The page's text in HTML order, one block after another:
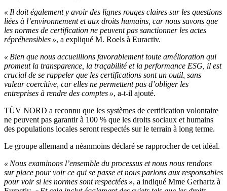
« Il doit également y avoir des lignes rouges claires sur les questions
liées à l’environnement et aux droits humains, car nous savons que
les normes de certification ne peuvent pas sanctionner les actes
répréhensibles », a expliqué M. Roels à Euractiv.
« Bien que nous accueillions favorablement toute amélioration qui
promeut la transparence, la traçabilité et la performance ESG, il est
crucial de se rappeler que les certifications sont un outil, sans
valeur coercitive, car elles ne permettent pas d’obliger les
entreprises à rendre des comptes », a-t-il ajouté.
TÜV NORD a reconnu que les systèmes de certification volontaire
ne peuvent pas garantir à 100 % que les droits sociaux et humains
des populations locales seront respectés sur le terrain à long terme.
Le groupe allemand a néanmoins déclaré se rapprocher de cet idéal.
« Nous examinons l’ensemble du processus et nous nous rendons
sur place pour voir ce qui se passe et nous parlons aux responsables
pour voir si les normes sont respectées », a indiqué Mme Gerhartz à